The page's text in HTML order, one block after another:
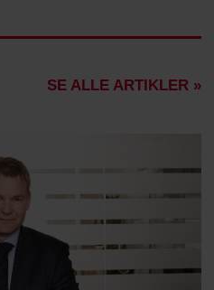
SE ALLE ARTIKLER »